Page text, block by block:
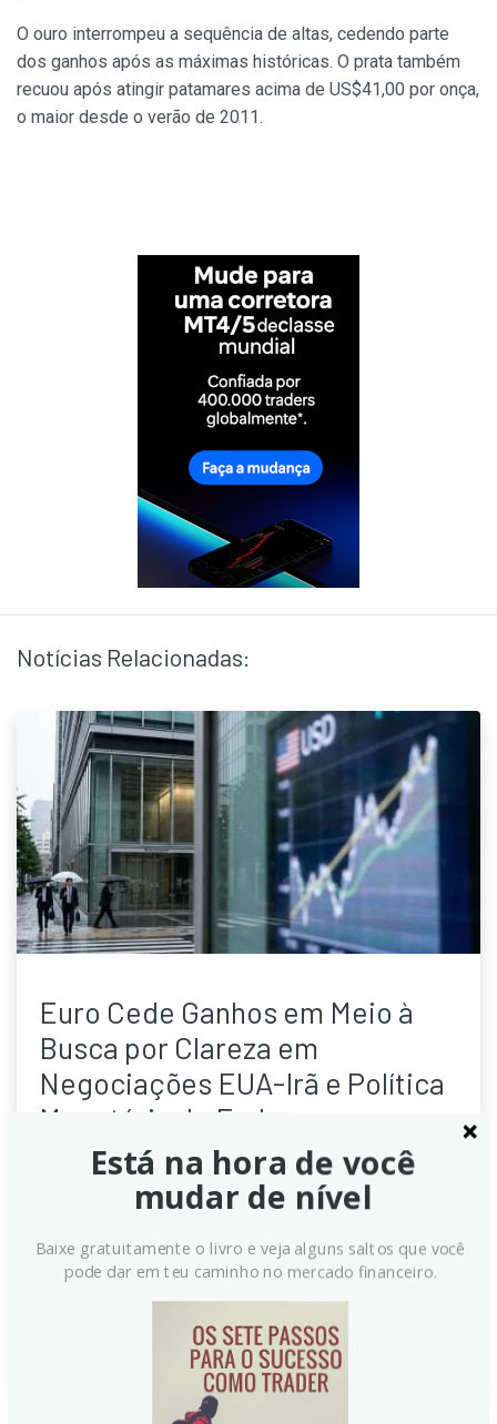
O ouro interrompeu a sequência de altas, cedendo parte
dos ganhos após as máximas históricas. O prata também
recuou após atingir patamares acima de US$41,00 por onça,
o maior desde o verão de 2011.
Notícias Relacionadas:
Euro Cede Ganhos em Meio à
Busca por Clareza em
Negociações EUA-Irã e Política
Monetária do Fed
O EUR/USD opera em faixa estreita enquanto traders
aguardam desdobramentos nas negociações EUA-Irã.
Dados robustos da indústria americana e a
estabilização do dólar limitam a alta do euro.
Indicadores de emprego nos EUA podem influenciar
Está na hora de você
mudar de nível
Baixe gratuitamente o livro e veja alguns saltos que você
pode dar em teu caminho no mercado financeiro.